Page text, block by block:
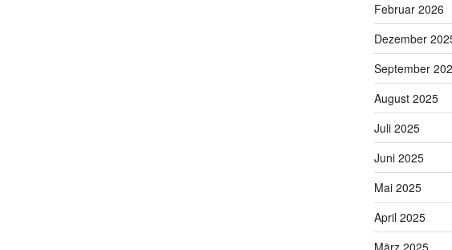
Februar 2026
Dezember
September
August 2025
Juli 2025
Juni 2025
Mai 2025
April 2025